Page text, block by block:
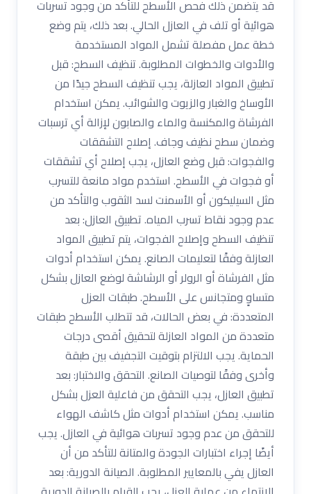
قد يتضمن ذلك فحص الأسطح للتأكد من وجود تسربات
هوائية أو تلف في العازل الحالي. بعد ذلك، يتم وضع
خطة عمل مفصلة تشمل المواد المستخدمة
والأدوات والخطوات المطلوبة. تنظيف السطح: قبل
تطبيق المواد العازلة، يجب تنظيف السطح جيدًا من
الأوساخ والغبار والزيوت والشوائب. يمكن استخدام
الفرشاة والمكنسة والماء والصابون لإزالة أي ترسبات
وضمان سطح نظيف وجاف. إصلاح التشققات
والفجوات: قبل وضع العازل، يجب إصلاح أي تشققات
أو فجوات في الأسطح. استخدم مواد مانعة للتسرب
مثل السيليكون أو الأسمنت لسد الثقوب والتأكد من
عدم وجود نقاط تسرب المياه. تطبيق العازل: بعد
تنظيف السطح وإصلاح الفجوات، يتم تطبيق المواد
العازلة وفقًا لتعليمات الصانع. يمكن استخدام أدوات
مثل الفرشاة أو الرولر أو الرشاشة لوضع العازل بشكل
متساوٍ ومتجانس على الأسطح. طبقات العزل
المتعددة: في بعض الحالات، قد تتطلب الأسطح طبقات
متعددة من المواد العازلة لتحقيق أقصى درجات
الحماية. يجب الالتزام بتوقيت التجفيف بين طبقة
وأخرى وفقًا لتوصيات الصانع. التحقق والاختبار: بعد
تطبيق العازل، يجب التحقق من فاعلية العزل بشكل
مناسب. يمكن استخدام أدوات مثل كاشف الهواء
للتحقق من عدم وجود تسربات هوائية في العازل. يجب
أيضًا إجراء اختبارات الجودة والمتانة للتأكد من أن
العازل يفي بالمعايير المطلوبة. الصيانة الدورية: بعد